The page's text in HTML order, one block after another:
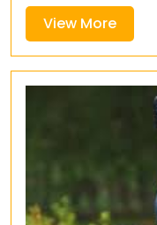
View MoreView
More